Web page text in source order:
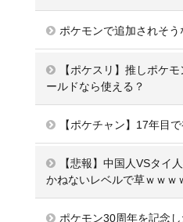
ポケモンで追加されそう
【ポケスリ】推しポケ
ールドなら使える？
【ポケチャン】17年目
【悲報】中国人VSタイ
かねないレベルで草ｗｗｗ
ポケモン30周年を記念